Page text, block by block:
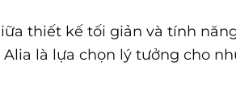
thiết kế tối giản và tính
là lựa chọn lý tưởng cho